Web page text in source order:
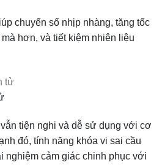
chuyển số nhịp nhàng, tăng tốc
hơn, và tiết kiệm nhiên liệu
tiện nghi và dễ sử dụng với cơ
đó, tính năng khóa vi sai cầu
nghiệm cảm giác chinh phục với